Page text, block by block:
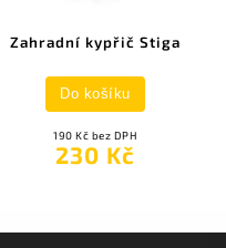
Zahradní kypřič Stiga
190 Kč bez DPH
230 Kč
Do košíku